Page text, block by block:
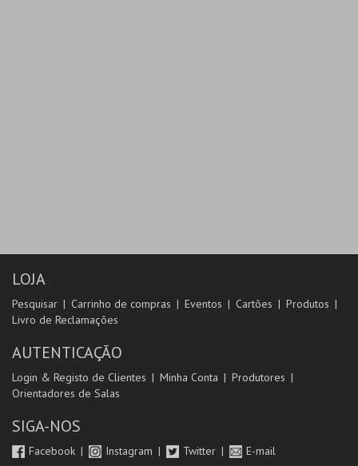
LOJA
Pesquisar Carrinho de compras Eventos Cartões
Produtos
Livro de Reclamações
AUTENTICAÇÃO
Login & Registo de Clientes Minha Conta
Produtores
Orientadores de Salas
SIGA-NOS
Facebook Instagram Twitter E-mail